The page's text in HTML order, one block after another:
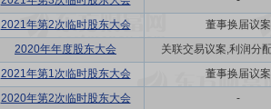
2021年第2次临时股东大会
董事换届议案
2020年年度股东大会
关联交易议案,利润分
2021年第1次临时股东大会
董事换届议案
2020年第2次临时股东大会
-